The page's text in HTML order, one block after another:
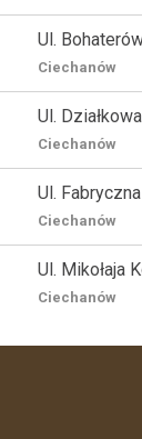
Ul.
Ciechanów
Ul. Działkowa
Ciechanów
Ul. Fabryczna
Ciechanów
Ul. Mikołaja
Ciechanów